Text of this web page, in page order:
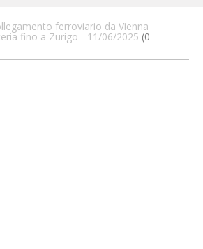
ferroviario da Vienna
fino a Zurigo - 11/06/2025 (0